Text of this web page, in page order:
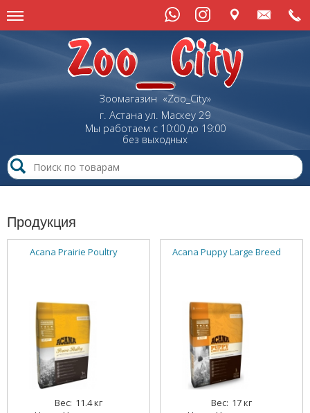
Зоомагазин «Zoo_City»
г. Астана ул. Маскеу29
Мы работаем с 10:00 до 19:00
без выходных
Продукция
Acana Prairie Poultry
11.4 кг
Acana Puppy Large Breed
17 кг